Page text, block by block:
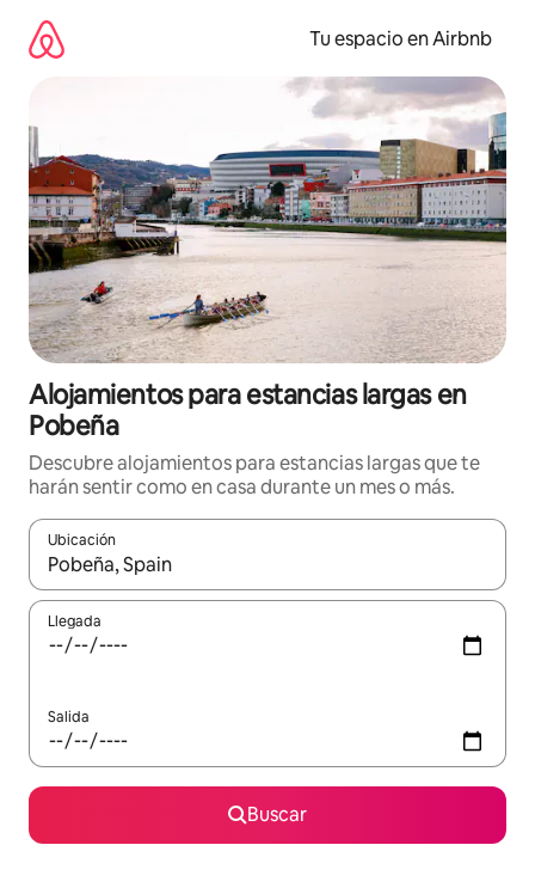
contenido
Tu espacio en Airbnb
Alojamientos para estancias largas en
Pobeña
Descubre alojamientos para estancias largas que te
harán sentir como en casa durante un mes o más.
Ubicación
Cuando los resultados estén disponibles, podrás navegar
Llegada
Salida
Buscar